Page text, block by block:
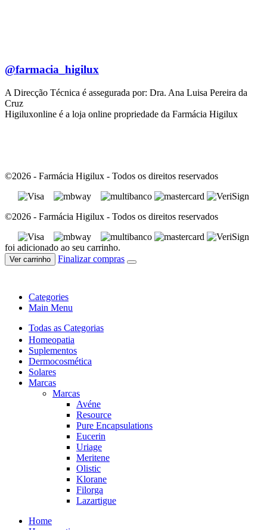
@farmacia_higilux
A Direcção Técnica é assegurada por: Dra. Ana Luisa Pereira da
Cruz
Higiluxonline é a loja online propriedade da Farmácia Higilux
©2026 - Farmácia Higilux - Todos os direitos reservados
©2026 - Farmácia Higilux - Todos os direitos reservados
foi adicionado ao seu carrinho.
Ver carrinho Finalizar compras
Categories
Main Menu
Todas as Categorias
Homeopatia
Suplementos
Dermocosmética
Solares
Marcas
Marcas
Avéne
Resource
Pure Encapsulations
Eucerin
Uriage
Meritene
Olistic
Klorane
Filorga
Lazartigue
Home